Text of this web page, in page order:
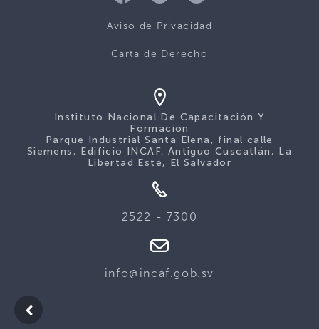
Aviso de Privacidad
Carta de Derecho
Instituto Nacional De Capacitación Y
Formación
Parque Industrial Santa Elena, final calle
Siemens, Edificio INCAF. Antiguo Cuscatlán, La
Libertad Este, El Salvador
2522 - 7300
info@incaf.gob.sv